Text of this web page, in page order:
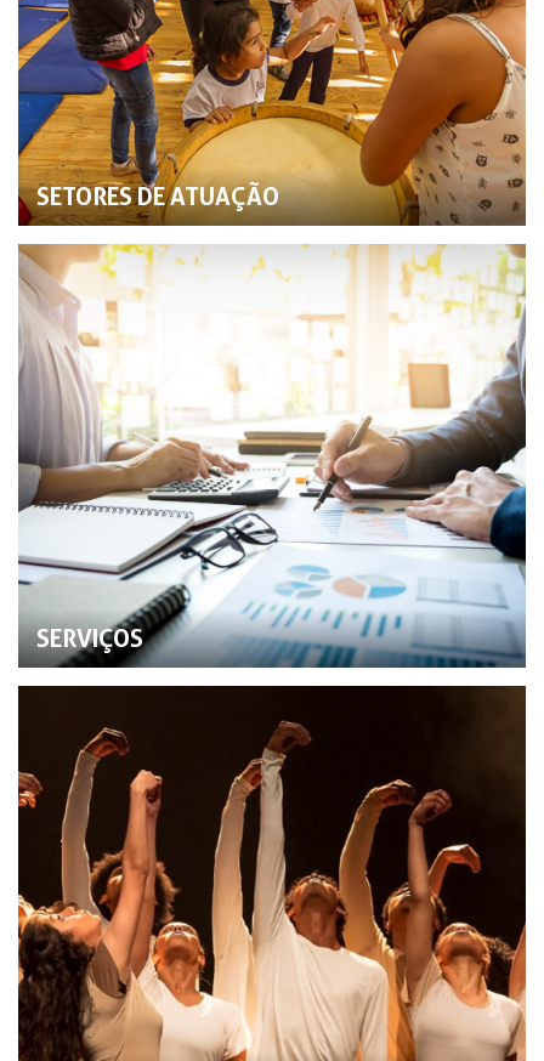
SETORES DE ATUAÇÃO
SERVIÇOS